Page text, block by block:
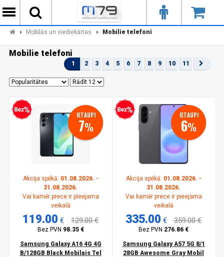
Mobilās un viediekārtas Mobilie telefoni
Mobilie telefoni
1 2 3 4 5 6 7 8 9 10 11
kredīts IETAUPI
7%
Akcija spēkā: 01.08.2026. -
31.08.2026.
Vai kamēr prece ir pieejama
veikalā
119.00 € 129.00 €
Bez PVN 98.35 €
Samsung Galaxy A16 4G 4G
B/128GB Black Mobilais Tel
Bezprocentu kredīts IETAUPI
6%
Akcija spēkā: 01.08.2026. -
31.08.2026.
Vai kamēr prece ir pieejama
veikalā
335.00 € 359.00 €
Bez PVN 276.86 €
Samsung Galaxy A57 5G 8/1
28GB Awesome Gray Mobil